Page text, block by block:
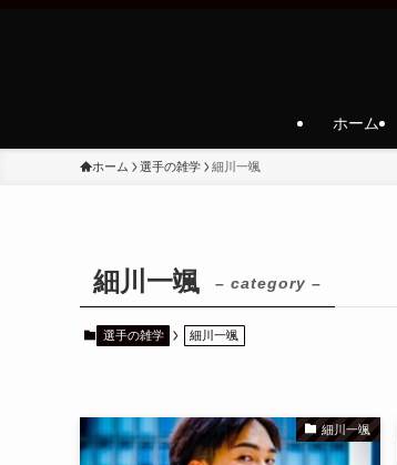
ホーム
ホーム 選手の雑学 細川一颯
細川一颯 – category –
選手の雑学 細川一颯
細川一颯